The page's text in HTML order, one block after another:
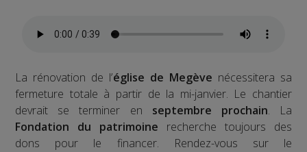
La rénovation de l’église de Megève nécessitera sa
fermeture totale à partir de la mi-janvier. Le chantier
devrait se terminer en septembre prochain. La
Fondation du patrimoine recherche toujours des
dons pour le financer. Rendez-vous sur le